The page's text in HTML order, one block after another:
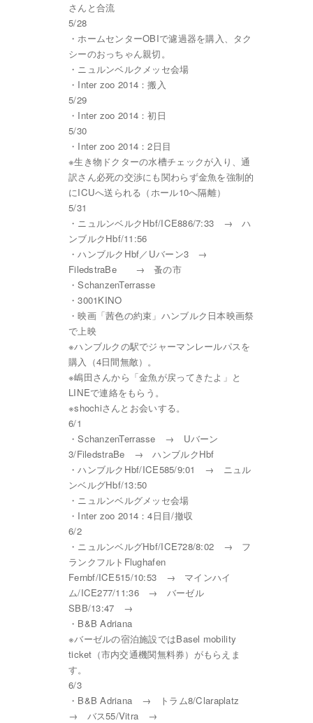
さんと合流
5/28
・ホームセンターOBIで濾過器を購入、タク
シーのおっちゃん親切。
・ニュルンベルクメッセ会場
・Inter zoo 2014：搬入
5/29
・Inter zoo 2014：初日
5/30
・Inter zoo 2014：2日目
※生き物ドクターの水槽チェックが入り、通
訳さん必死の交渉にも関わらず金魚を強制的
にICUへ送られる（ホール10へ隔離）
5/31
・ニュルンベルクHbf/ICE886/7:33 → ハ
ンブルクHbf/11:56
・ハンブルクHbf／Uバーン3 →
FiledstraBe → 蚤の市
・SchanzenTerrasse
・3001KINO
・映画「茜色の約束」ハンブルク日本映画祭
で上映
※ハンブルクの駅でジャーマンレールパスを
購入（4日間無敵）。
※嶋田さんから「金魚が戻ってきたよ」と
LINEで連絡をもらう。
※shochiさんとお会いする。
6/1
・SchanzenTerrasse → Uバーン
3/FiledstraBe → ハンブルクHbf
・ハンブルクHbf/ICE585/9:01 → ニュル
ンベルグHbf/13:50
・ニュルンベルグメッセ会場
・Inter zoo 2014：4日目/撤収
6/2
・ニュルンベルグHbf/ICE728/8:02 → フ
ランクフルトFlughafen
Fernbf/ICE515/10:53 → マインハイ
ム/ICE277/11:36 → バーゼル
SBB/13:47 →
・B&B Adriana
※バーゼルの宿泊施設ではBasel mobility
ticket（市内交通機関無料券）がもらえま
す。
6/3
・B&B Adriana → トラム8/Claraplatz
→ バス55/Vitra →